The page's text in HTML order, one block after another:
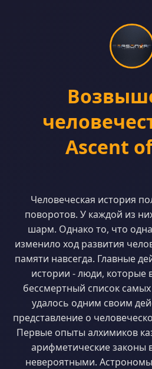
Ascent
Человеческая история
поворотов. У каждой из
шарм. Однако то, что
изменило ход развития
памяти навсегда. Главные
истории - люди, которые
бессмертный список
удалось одним своим
представление о
Первые опыты алхимиков
арифметические законы
невероятными.